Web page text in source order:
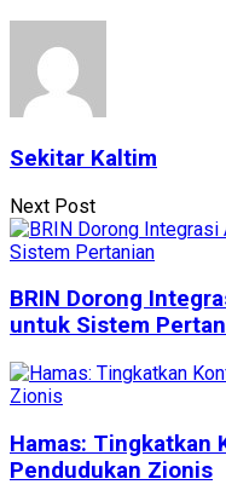
Sekitar Kaltim
Next Post
BRIN Dorong
untuk Sistem
Hamas: Tingkatkan
Pendudukan Zionis